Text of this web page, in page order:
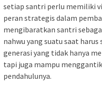
setiap santri perlu memiliki
peran strategis dalam
mengibaratkan santri
nahwu yang suatu saat
generasi yang tidak hanya
tapi juga mampu
pendahulunya.